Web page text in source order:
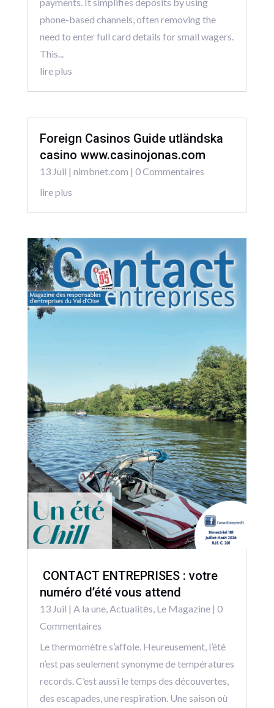
payments. It simplifies deposits by using
phone-based channels, often removing the
need to enter full card details for small wagers.
This...
lire plus
Foreign Casinos Guide utländska
casino www.casinojonas.com
13 Juil | nimbnet.com | 0 Commentaires
lire plus
CONTACT ENTREPRISES : votre
numéro d’été vous attend
13 Juil | A la une, Actualitēs Le Magazine| 0
Commentaires
Le thermomètre s’affole. Heureusement, l’été
n’est pas seulement synonyme de températures
records. C’est aussi le temps des découvertes,
des escapades, une respiration. Une saison où